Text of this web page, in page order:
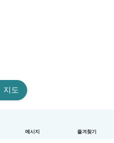
메시지 즐겨찾기
지도